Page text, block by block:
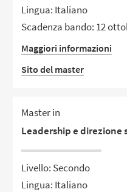
Lingua: Italiano
Scadenza bando: 12
Maggiori informazioni
Sito del master
Master in
Leadership e direzione
Livello: Secondo
Lingua: Italiano